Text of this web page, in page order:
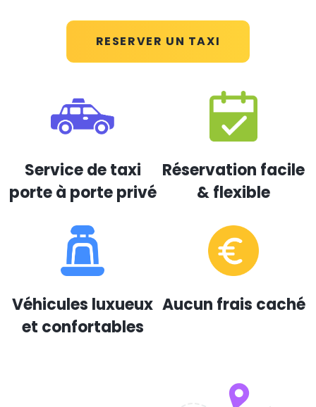
RESERVER UN TAXI
Service de taxi
porte à porte privé
Réservation facile
& flexible
Véhicules luxueux
et confortables
Aucun frais caché